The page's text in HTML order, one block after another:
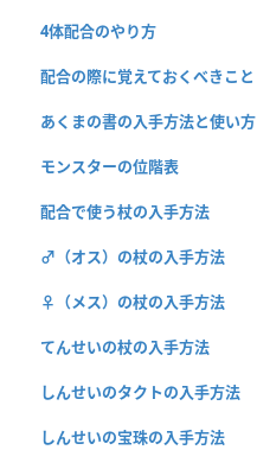
4体配合のやり方
配合の際に覚えておくべきこと
あくまの書の入手方法と使い方
モンスターの位階表
配合で使う杖の入手方法
♂（オス）の杖の入手方法
♀（メス）の杖の入手方法
てんせいの杖の入手方法
しんせいのタクトの入手方法
しんせいの宝珠の入手方法